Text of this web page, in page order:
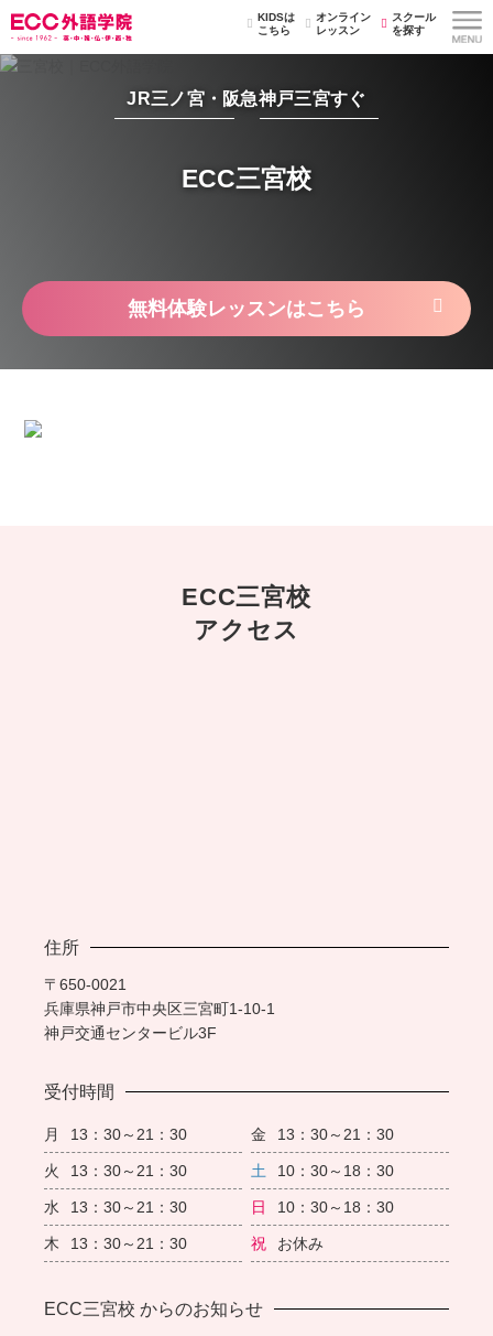
KIDSは
こちら
オンライン
レッスン
スクール
を探す
JR三ノ宮・阪急神戸三宮すぐ
ECC三宮校
無料体験レッスンはこちら
ECC三宮校
アクセス
住所
〒650-0021
兵庫県神戸市中央区三宮町1-10-1
神戸交通センタービル3F
受付時間
月 13：30～21：30
火 13：30～21：30
水 13：30～21：30
木 13：30～21：30
金 13：30～21：30
土 10：30～18：30
日 10：30～18：30
祝 お休み
ECC三宮校 からのお知らせ